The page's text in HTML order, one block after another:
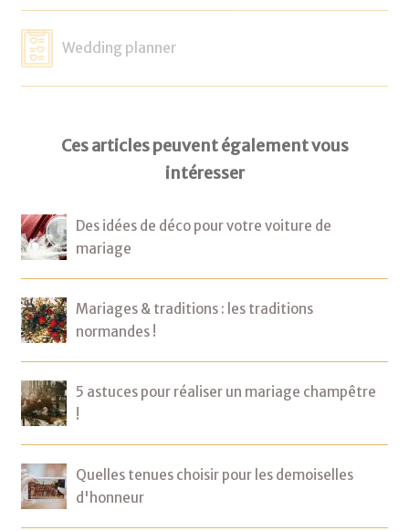
Wedding planner
Ces articles peuvent également vous
intéresser
Des idées de déco pour votre voiture de
mariage
Mariages & traditions : les traditions
normandes !
5 astuces pour réaliser un mariage champêtre
!
Quelles tenues choisir pour les demoiselles
d'honneur